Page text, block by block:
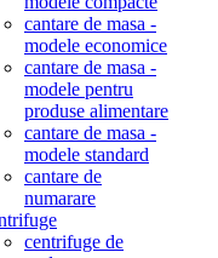
cantare de masa -
modele economice
cantare de masa -
modele pentru
produse alimentare
cantare de masa -
modele standard
cantare de
numarare
centrifuge de